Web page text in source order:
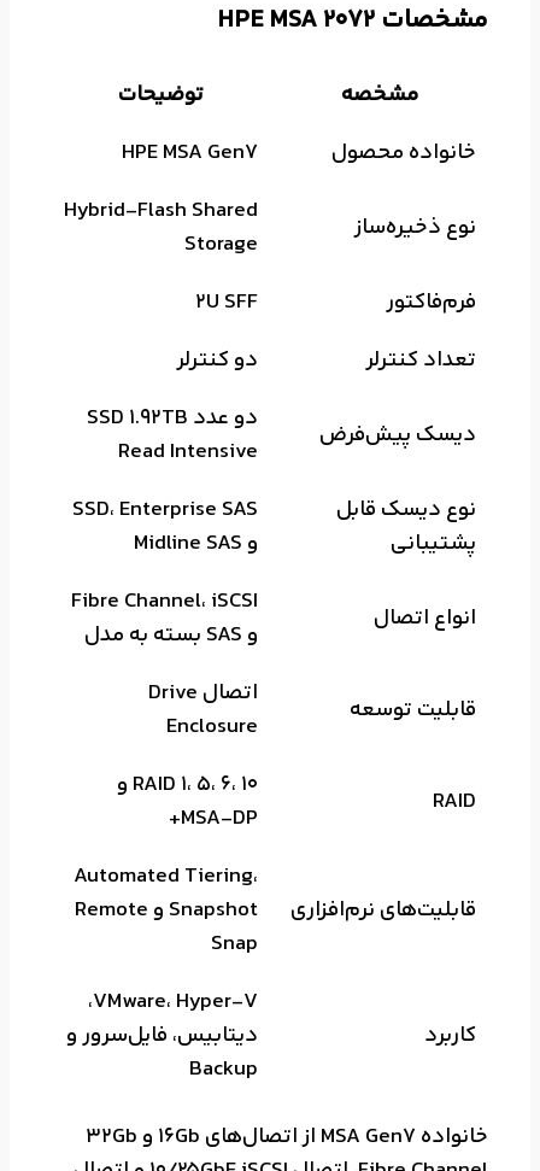
مشخصات HPE MSA 2072
مشخصه
توضیحات
خانواده محصول
HPE MSA Gen7
نوع ذخیره‌ساز
Hybrid-Flash Shared
Storage
فرم‌فاکتور
2U SFF
تعداد کنترلر
دو کنترلر
دیسک پیش‌فرض
دو عدد SSD 1.92TB
Read Intensive
نوع دیسک قابل
پشتیبانی
SSD، Enterprise SAS
و Midline SAS
انواع اتصال
Fibre Channel، iSCSI
و SAS بسته به مدل
قابلیت توسعه
اتصال Drive
Enclosure
RAID
RAID 1، 5، 6، 10 و
MSA-DP+
قابلیت‌های نرم‌افزاری
Automated Tiering،
Snapshot و Remote
Snap
کاربرد
VMware، Hyper-V،
دیتابیس، فایل‌سرور و
Backup
خانواده MSA Gen7 از اتصال‌های 16Gb و 32Gb